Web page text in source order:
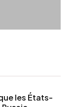
les États-